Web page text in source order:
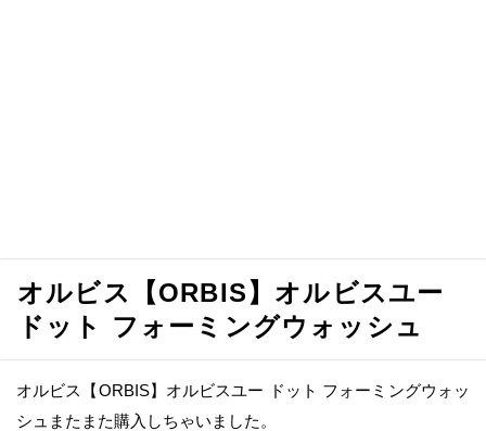
オルビス【ORBIS】オルビスユー
ドット フォーミングウォッシュ
オルビス【ORBIS】オルビスユー ドット フォーミングウォッ
シュまたまた購入しちゃいました。